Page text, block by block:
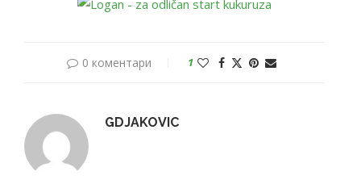
0 коментари 1
GDJAKOVIC